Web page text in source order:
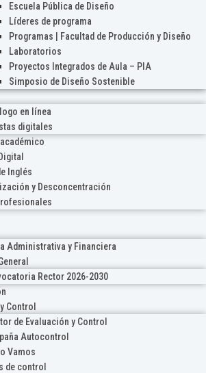
Escuela Pública de Diseño
Líderes de programa
Programas | Facultad de Producción y Diseño
Laboratorios
Proyectos Integrados de Aula – PIA
Simposio de Diseño Sostenible
en línea
digitales
Inglés
y Desconcentración
Administrativa y Financiera
Rector 2026-2030
Control
de Evaluación y Control
Autocontrol
Vamos
de control